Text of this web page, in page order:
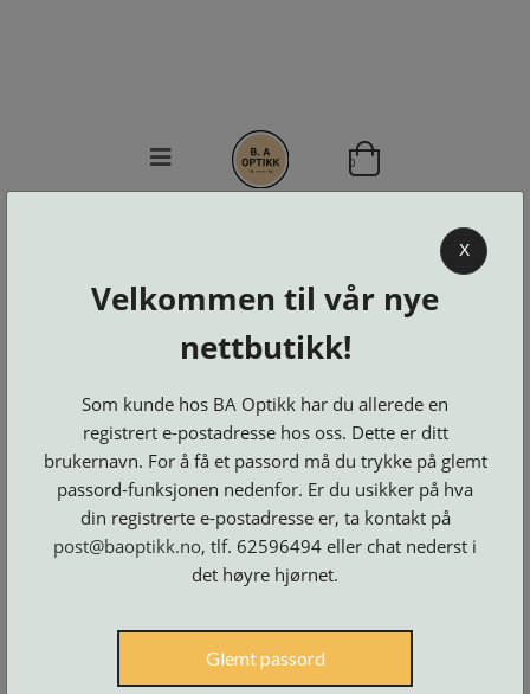
KONTAKT
BESTILL
LOGG INN
0
Brillerens
Brillesnorer
on
og
Suncover
Etuier
Innfatninger
Lesebriller
Luper
ogMaskiner
Microkluter
og
Skruer
Solbriller
Verktøy
og
tilbehør
X
Velkommen til vår nye
nettbutikk!
Som kunde hos BA Optikk har du allerede en
registrert e-postadresse hos oss. Dette er ditt
brukernavn. For å få et passord må du trykke på glemt
passord-funksjonen nedenfor. Er du usikker på hva
din registrerte e-postadresse er, ta kontakt på
post@baoptikk.no, tlf. 62596494 eller chat nederst i
det høyre hjørnet.
Glemt passord